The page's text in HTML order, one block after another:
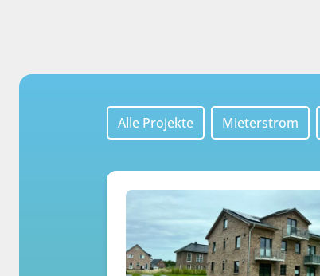
Alle Projekte Mieterstrom